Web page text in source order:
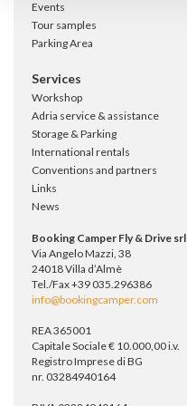
Events
Tour samples
Parking Area
Services
Workshop
Adria service & assistance
Storage & Parking
International rentals
Conventions and partners
Links
News
Booking Camper Fly & Drive srl
Via Angelo Mazzi, 38
24018 Villa d’Almè
Tel./Fax +39 035.296386
info@bookingcamper.com
REA 365001
Capitale Sociale € 10.000,00 i.v.
Registro Imprese di BG
nr. 03284940164